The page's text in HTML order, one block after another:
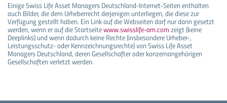
Einige Swiss Life Asset Managers Deutschland-Internet-Seiten enthalten
auch Bilder, die dem Urheberrecht derjenigen unterliegen, die diese zur
Verfügung gestellt haben. Ein Link auf die Webseiten darf nur dann gesetzt
werden, wenn er auf die Startseitewww.swisslife-am.com zeigt (keine
Deeplinks) und wenn dadurch keine Rechte (insbesondere Urheber-,
Leistungsschutz- oder Kennzeichnungsrechte) von Swiss Life Asset
Managers Deutschland, deren Gesellschafter oder konzernangehörigen
Gesellschaften verletzt werden.